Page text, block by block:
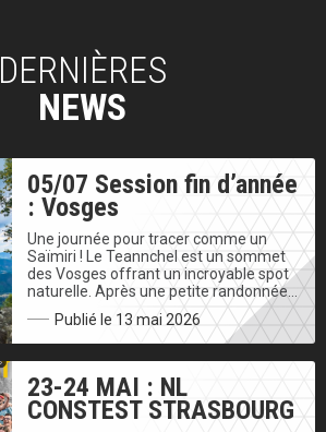
DERNIÈRES
NEWS
05/07 Session fin d’année
: Vosges
Une journée pour tracer comme un
Saïmiri ! Le Teannchel est un sommet
des Vosges offrant un incroyable spot
naturelle. Après une petite randonnée…
Publié le 13 mai 2026
23-24 MAI : NL
CONSTEST STRASBOURG